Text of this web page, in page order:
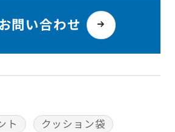
問い合わせ
ト
クッション袋